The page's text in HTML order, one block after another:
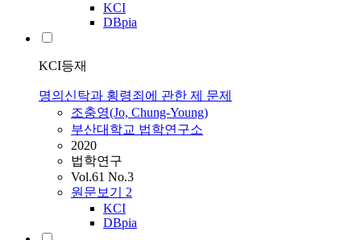
KCI
DBpia
KCI등재
명의신탁과 횡령죄에 관한 제 문제
조충영(Jo, Chung-Young)
부산대학교 법학연구소
2020
법학연구
Vol.61 No.3
원문보기 2
KCI
DBpia